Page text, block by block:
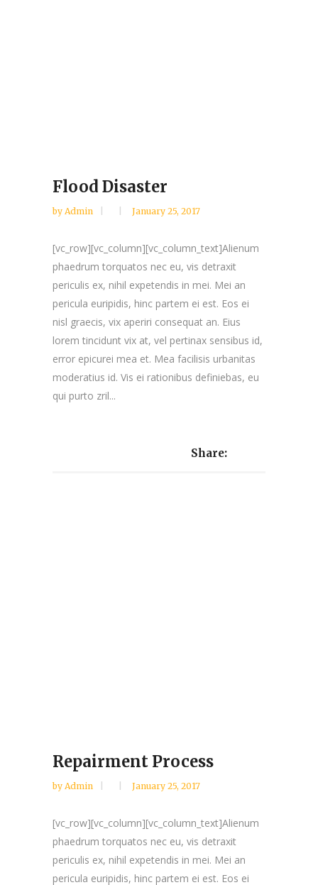
Flood Disaster
by Admin January 25, 2017
[vc_row][vc_column][vc_column_text]Alienum
phaedrum torquatos nec eu, vis detraxit
periculis ex, nihil expetendis in mei. Mei an
pericula euripidis, hinc partem ei est. Eos ei
nisl graecis, vix aperiri consequat an. Eius
lorem tincidunt vix at, vel pertinax sensibus id,
error epicurei mea et. Mea facilisis urbanitas
moderatius id. Vis ei rationibus definiebas, eu
qui purto zril...
Share:
Repairment Process
by Admin January 25, 2017
[vc_row][vc_column][vc_column_text]Alienum
phaedrum torquatos nec eu, vis detraxit
periculis ex, nihil expetendis in mei. Mei an
pericula euripidis, hinc partem ei est. Eos ei